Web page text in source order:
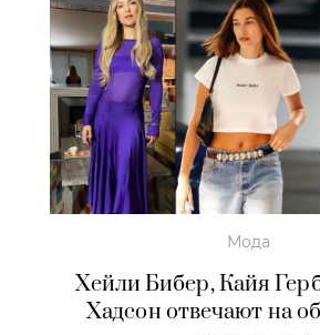
Мода
Хейли Бибер, Кайя
Хадсон отвечают на